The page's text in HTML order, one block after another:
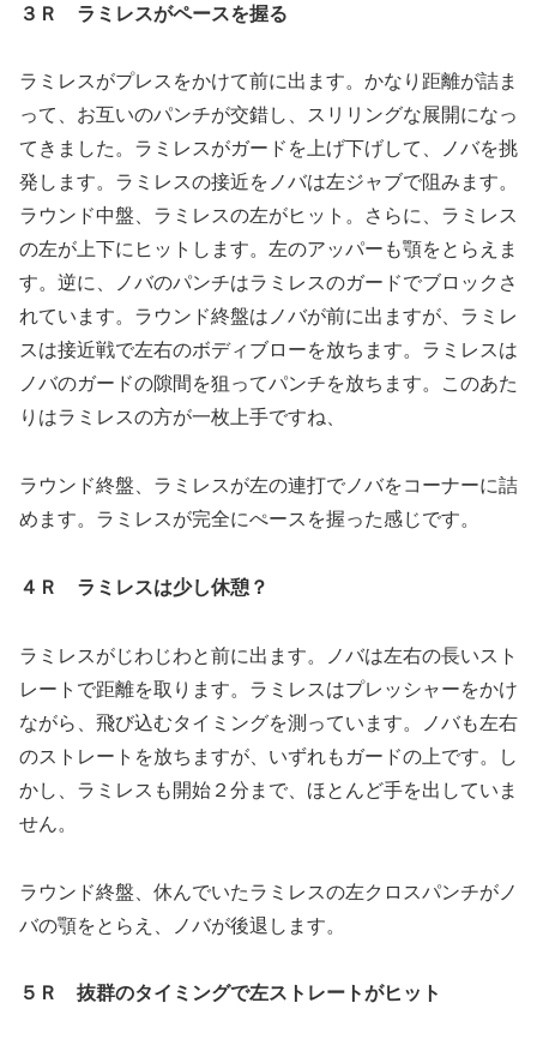
３Ｒ ラミレスがペースを握る
ラミレスがプレスをかけて前に出ます。かなり距離が詰ま
って、お互いのパンチが交錯し、スリリングな展開になっ
てきました。ラミレスがガードを上げ下げして、ノバを挑
発します。ラミレスの接近をノバは左ジャブで阻みます。
ラウンド中盤、ラミレスの左がヒット。さらに、ラミレス
の左が上下にヒットします。左のアッパーも顎をとらえま
す。逆に、ノバのパンチはラミレスのガードでブロックさ
れています。ラウンド終盤はノバが前に出ますが、ラミレ
スは接近戦で左右のボディブローを放ちます。ラミレスは
ノバのガードの隙間を狙ってパンチを放ちます。このあた
りはラミレスの方が一枚上手ですね、
ラウンド終盤、ラミレスが左の連打でノバをコーナーに詰
めます。ラミレスが完全にぺースを握った感じです。
４Ｒ ラミレスは少し休憩？
ラミレスがじわじわと前に出ます。ノバは左右の長いスト
レートで距離を取ります。ラミレスはプレッシャーをかけ
ながら、飛び込むタイミングを測っています。ノバも左右
のストレートを放ちますが、いずれもガードの上です。し
かし、ラミレスも開始２分まで、ほとんど手を出していま
せん。
ラウンド終盤、休んでいたラミレスの左クロスパンチがノ
バの顎をとらえ、ノバが後退します。
５Ｒ 抜群のタイミングで左ストレートがヒット